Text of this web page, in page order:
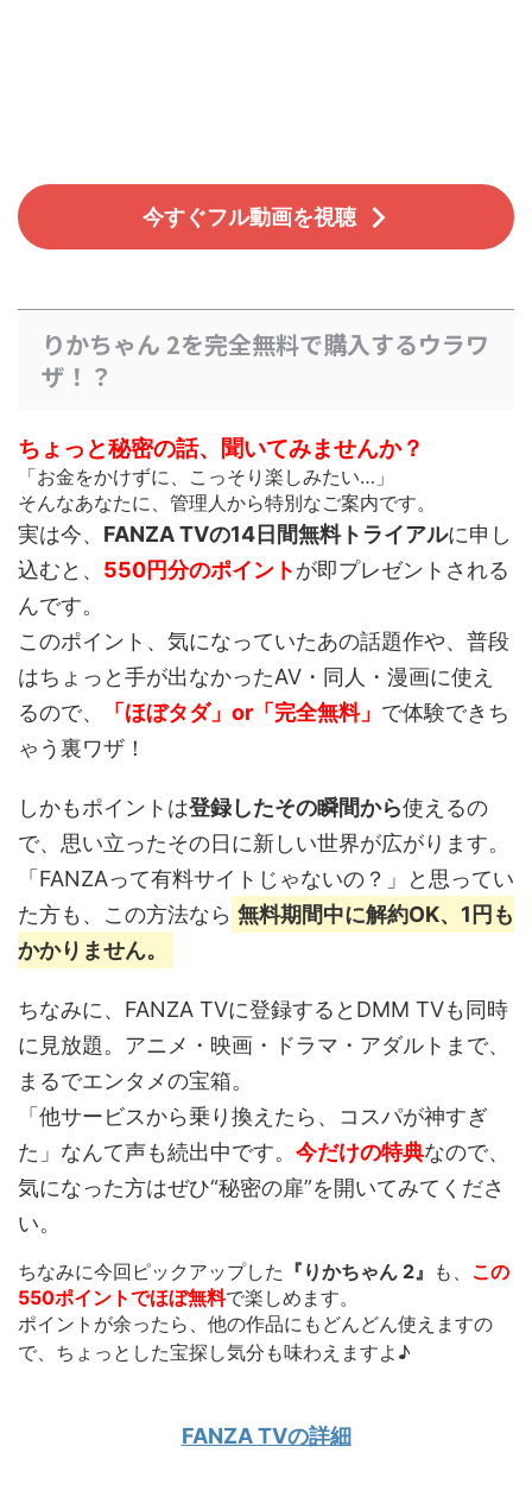
今すぐフル動画を視聴
りかちゃん 2を完全無料で購入するウラワ
ザ！？
ちょっと秘密の話、聞いてみませんか？
「お金をかけずに、こっそり楽しみたい…」
そんなあなたに、管理人から特別なご案内です。
実は今、 FANZA TVの14日間無料トライアルに申し
込むと、 550円分のポイントが即プレゼントされる
んです。
このポイント、 気になっていたあの話題作や、普段
はちょっと手が出なかったAV・同人・漫画に使え
るので、
「ほぼタダ」or「完全無料」 で体験できち
ゃう裏ワザ！
しかもポイントは登録したその瞬間から使えるの
で、思い立ったその日に新しい世界が広がります。
「FANZAって有料サイトじゃないの？」と思ってい
た方も、この方法なら 無料期間中に解約OK、1円も
かかりません。
ちなみに、FANZA TVに登録するとDMM TVも同時
に見放題。アニメ・映画・ドラマ・アダルトまで、
まるでエンタメの宝箱。
「他サービスから乗り換えたら、コスパが神すぎ
た」なんて声も続出中です。 今だけの特典なので、
気になった方はぜひ“秘密の扉”を開いてみてくださ
い。
ちなみに今回ピックアップした 『りかちゃん 2』 も、 この
550ポイントでほぼ無料で楽しめます。
ポイントが余ったら、他の作品にもどんどん使えますの
で、ちょっとした宝探し気分も味わえますよ♪
FANZA TVの詳細